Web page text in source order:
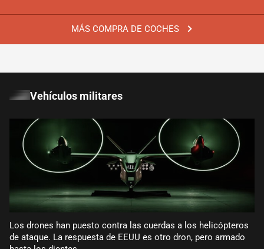
MÁS COMPRA DE COCHES
Vehículos militares
Los drones han puesto contra las cuerdas a los helicópteros
de ataque. La respuesta de EEUU es otro dron, pero armado